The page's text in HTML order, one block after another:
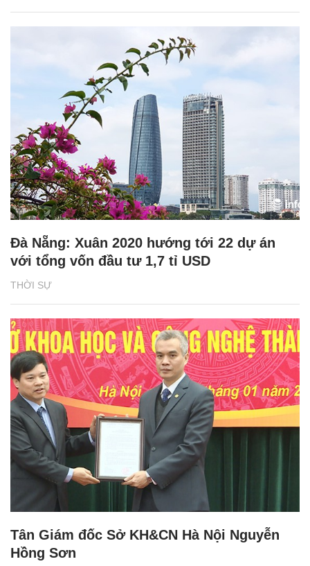
THỜI SỰ
Đà Nẵng: Xuân 2020 hướng tới 22 dự án
với tổng vốn đầu tư 1,7 tỉ USD
Tân Giám đốc Sở KH&CN Hà Nội Nguyễn
Hồng Sơn